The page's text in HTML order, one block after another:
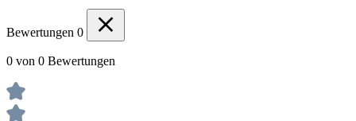
Bewertungen 0
0 von 0 Bewertungen